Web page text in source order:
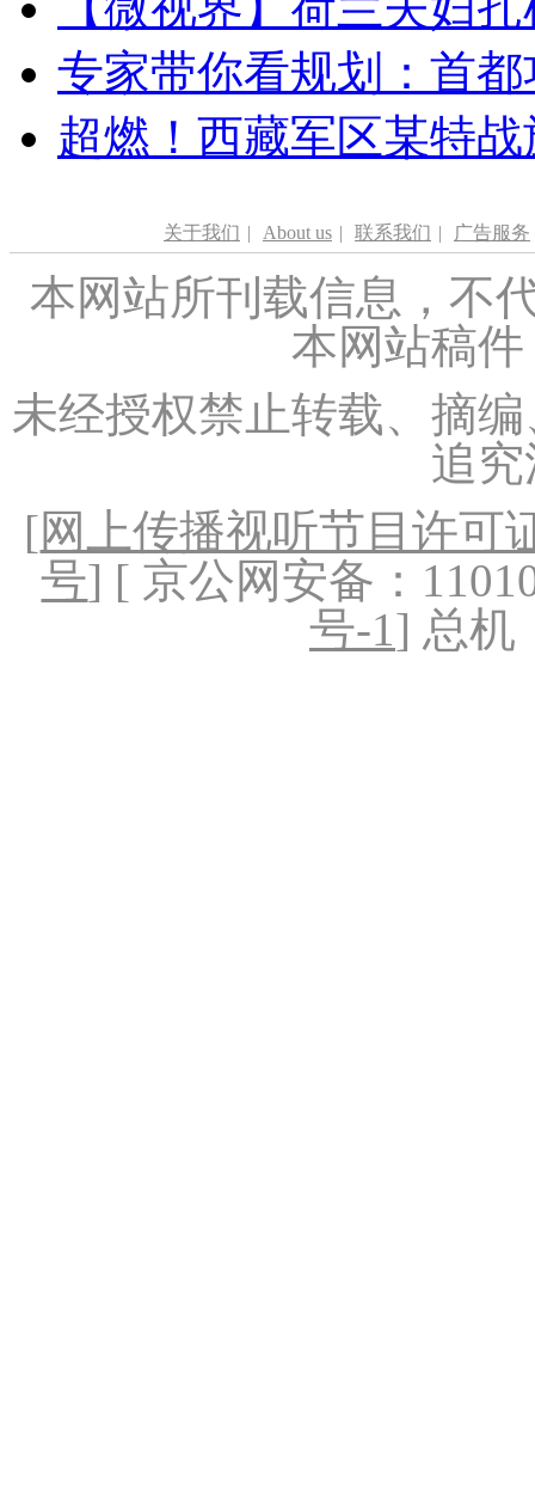
专家带你看规划：首
超燃！西藏军区某特
关于我们 | About us | 联系我们 | 广告服务
本网站所刊载信息，不
本网站稿
未经授权禁止转载、摘
追
[网上传播视听节目许可
号] [ 京公网安备：
号-1] 总机